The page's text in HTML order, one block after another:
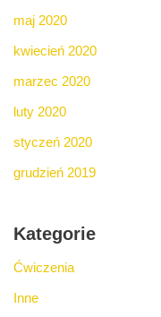
maj 2020
kwiecień 2020
marzec 2020
luty 2020
styczeń 2020
grudzień 2019
Kategorie
Ćwiczenia
Inne